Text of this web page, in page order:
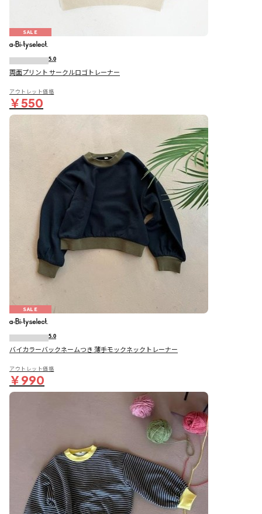
SALE
5.0
両面プリント サークルロゴトレーナー
アウトレット価格
￥550
SALE
5.0
バイカラーバックネームつき 薄手モックネックトレーナー
アウトレット価格
￥990